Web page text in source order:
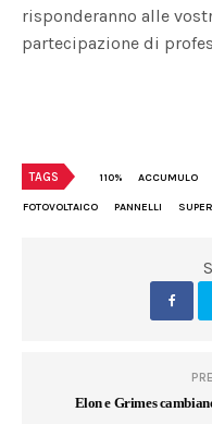
risponderanno alle
partecipazione di
TAGS 110% ACCUMULO
FOTOVOLTAICO PANNELLI
Elon e Grimes